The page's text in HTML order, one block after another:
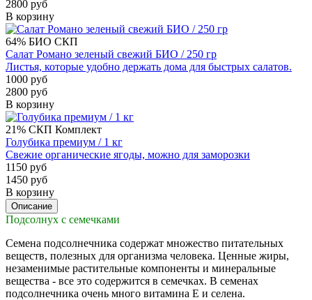
2800 руб
В корзину
64% БИО СКП
Салат Романо зеленый свежий БИО / 250 гр
Листья, которые удобно держать дома для быстрых салатов.
1000 руб
2800 руб
В корзину
21% СКП Комплект
Голубика премиум / 1 кг
Свежие органические ягоды, можно для заморозки
1150 руб
1450 руб
В корзину
Описание
Подсолнух с семечками
Семена подсолнечника содержат множество питательных
веществ, полезных для организма человека. Ценные жиры,
незаменимые растительные компоненты и минеральные
вещества - все это содержится в семечках. В семенах
подсолнечника очень много витамина Е и селена.